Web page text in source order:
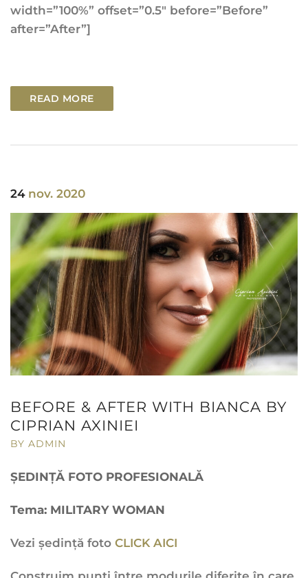
width=”100%” offset=”0.5″ before=”Before”
after=”After”]
READ MORE
24 nov. 2020
BEFORE & AFTER WITH BIANCA BY
CIPRIAN AXINIEI
BY ADMIN
ȘEDINȚĂ FOTO PROFESIONALĂ
Tema: MILITARY WOMAN
Vezi ședință foto CLICK AICI